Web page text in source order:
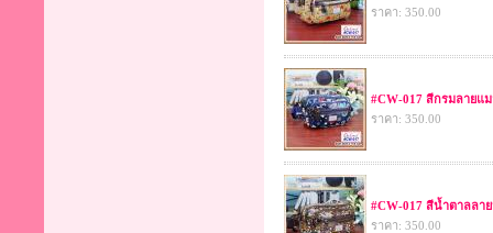
ราคา: 350.00
#CW-017 สีกรมลายแ
ราคา: 350.00
#CW-017 สีน้ำตาลลา
ราคา: 350.00